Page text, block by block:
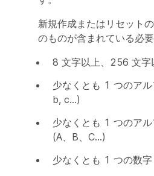
新規作成またはリセット
のものが含まれている必要
8 文字以上、256 文字
少なくとも 1 つのア
b, c...)
少なくとも 1 つのア
(A、B、C...)
少なくとも 1 つの数